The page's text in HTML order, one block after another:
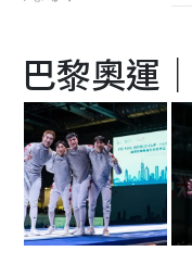
巴黎奧運